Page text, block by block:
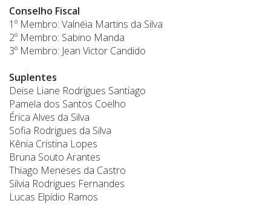
Conselho Fiscal
1º Membro: Valnéia Martins da Silva
2º Membro: Sabino Manda
3º Membro: Jean Victor Candido
Suplentes
Deise Liane Rodrigues Santiago
Pamela dos Santos Coelho
Érica Alves da Silva
Sofia Rodrigues da Silva
Kênia Cristina Lopes
Bruna Souto Arantes
Thiago Meneses da Castro
Silvia Rodrigues Fernandes
Lucas Elpídio Ramos